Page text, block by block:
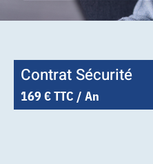
Contrat Sécurité
169 € TTC / An